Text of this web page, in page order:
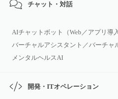
チャット・対話
AIチャットボット（Web／アプリ導
バーチャルアシスタント／バーチャ
メンタルヘルスAI
開発・ITオペレーション